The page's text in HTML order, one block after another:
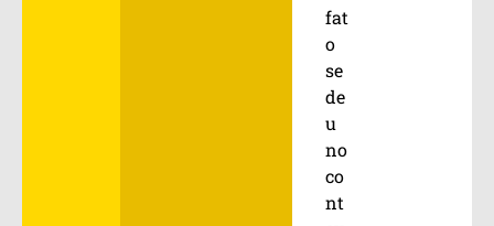
fat
o
se
de
u
no
co
nt